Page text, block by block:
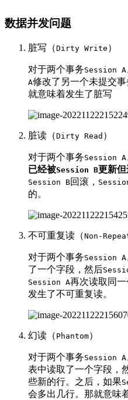
数据并发问题
脏写（Dirty Write ）
对于两个事务Session A
A修改了另一个未提交事
就意味着发生了脏写
脏读（Dirty Read ）
对于两个事务Session A
已经被Session B更新
Session B回滚，
的。
不可重复读（Non-
对于两个事务Session A
了一个字段，然后
Session A再次读取同
发生了不可重复读。
幻读（ Phantom）
对于两个事务Session A
表中读取了一个字段，
些新的行。之后，如果
会多出几行。那就意味